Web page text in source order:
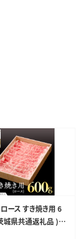
ース すき焼き用 6
城県共通返礼品 )